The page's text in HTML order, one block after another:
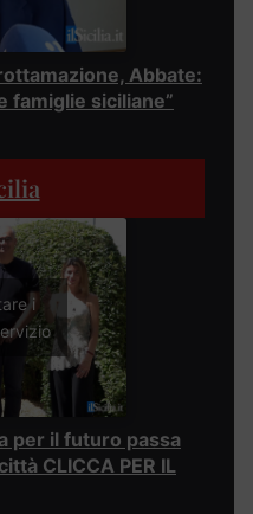
Abbate:
famiglie siciliane”
i
per il futuro passa
CLICCA PER IL